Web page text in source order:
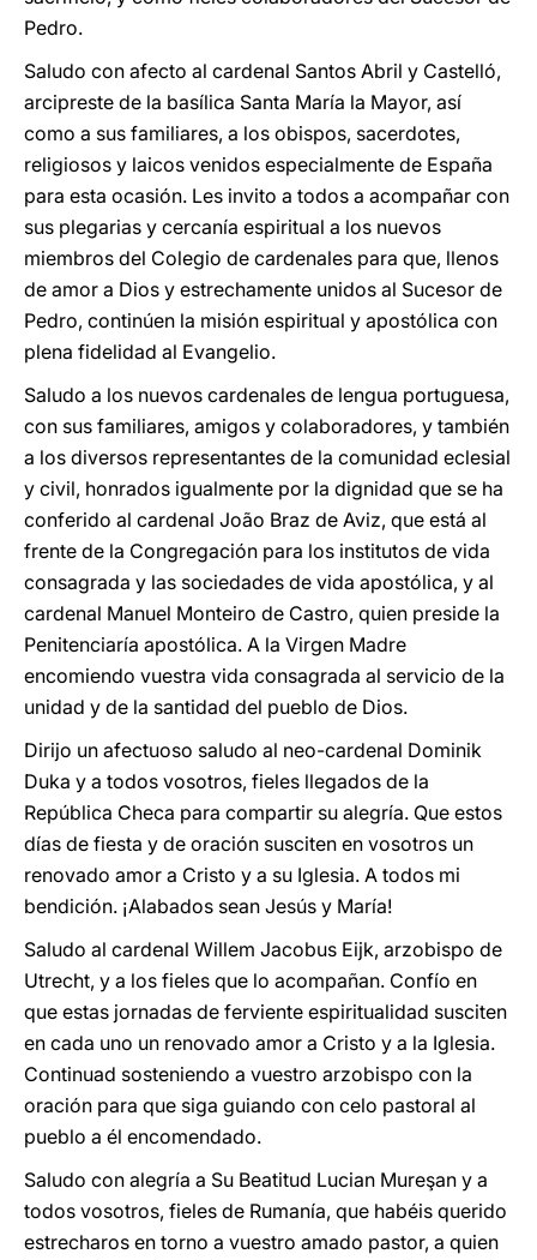
Pedro.
Saludo con afecto al cardenal Santos Abril y Castelló,
arcipreste de la basílica Santa María la Mayor, así
como a sus familiares, a los obispos, sacerdotes,
religiosos y laicos venidos especialmente de España
para esta ocasión. Les invito a todos a acompañar con
sus plegarias y cercanía espiritual a los nuevos
miembros del Colegio de cardenales para que, llenos
de amor a Dios y estrechamente unidos al Sucesor de
Pedro, continúen la misión espiritual y apostólica con
plena fidelidad al Evangelio.
Saludo a los nuevos cardenales de lengua portuguesa,
con sus familiares, amigos y colaboradores, y también
a los diversos representantes de la comunidad eclesial
y civil, honrados igualmente por la dignidad que se ha
conferido al cardenal João Braz de Aviz, que está al
frente de la Congregación para los institutos de vida
consagrada y las sociedades de vida apostólica, y al
cardenal Manuel Monteiro de Castro, quien preside la
Penitenciaría apostólica. A la Virgen Madre
encomiendo vuestra vida consagrada al servicio de la
unidad y de la santidad del pueblo de Dios.
Dirijo un afectuoso saludo al neo-cardenal Dominik
Duka y a todos vosotros, fieles llegados de la
República Checa para compartir su alegría. Que estos
días de fiesta y de oración susciten en vosotros un
renovado amor a Cristo y a su Iglesia. A todos mi
bendición. ¡Alabados sean Jesús y María!
Saludo al cardenal Willem Jacobus Eijk, arzobispo de
Utrecht, y a los fieles que lo acompañan. Confío en
que estas jornadas de ferviente espiritualidad susciten
en cada uno un renovado amor a Cristo y a la Iglesia.
Continuad sosteniendo a vuestro arzobispo con la
oración para que siga guiando con celo pastoral al
pueblo a él encomendado.
Saludo con alegría a Su Beatitud Lucian Mureşan y a
todos vosotros, fieles de Rumanía, que habéis querido
estrecharos en torno a vuestro amado pastor, a quien